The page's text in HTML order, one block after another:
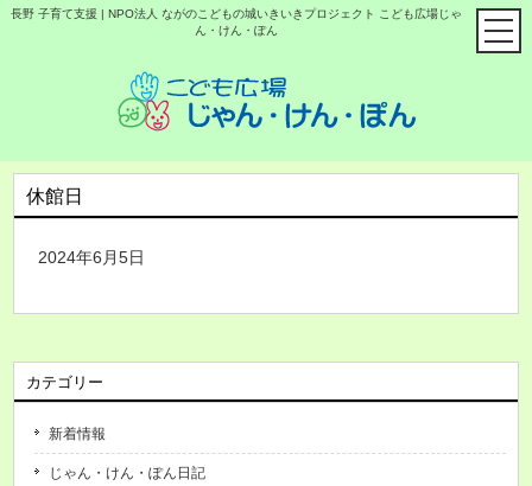
長野 子育て支援 | NPO法人 ながのこどもの城いきいきプロジェクト こども広場じゃ
ん・けん・ぽん
休館日
2024年6月5日
カテゴリー
新着情報
じゃん・けん・ぽん日記